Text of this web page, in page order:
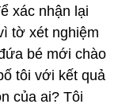
xác nhận lại
tờ xét nghiệm
bé mới chào
tôi với kết quả
của ai? Tôi